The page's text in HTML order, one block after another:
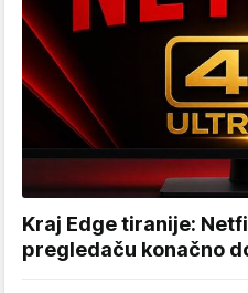
Kraj Edge tiranije:
pregledaču konačno